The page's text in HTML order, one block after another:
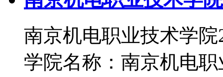
南京机电职业技术学
学院名称：南京机电